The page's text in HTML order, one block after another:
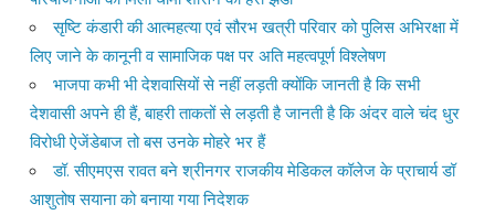
सृष्टि कंडारी की आत्महत्या एवं सौरभ खत्री परिवार को पुलिस अभिरक्षा में
लिए जाने के कानूनी व सामाजिक पक्ष पर अति महत्वपूर्ण विश्लेषण
भाजपा कभी भी देशवासियों से नहीं लड़ती क्योंकि जानती है कि सभी
देशवासी अपने ही हैं, बाहरी ताकतों से लड़ती है जानती है कि अंदर वाले चंद धुर
विरोधी ऐजेंडेबाज तो बस उनके मोहरे भर हैं
डॉ. सीएमएस रावत बने श्रीनगर राजकीय मेडिकल कॉलेज के प्राचार्य डॉ
आशुतोष सयाना को बनाया गया निदेशक